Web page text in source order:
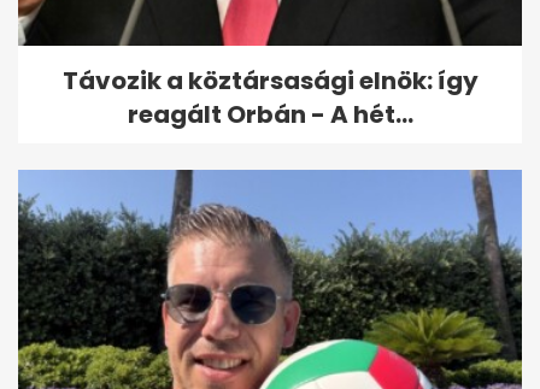
Távozik a köztársasági elnök: így
reagált Orbán - A hét...